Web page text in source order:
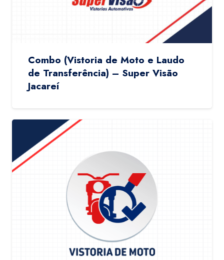
Combo (Vistoria de Moto e Laudo
de Transferência) – Super Visão
Jacareí